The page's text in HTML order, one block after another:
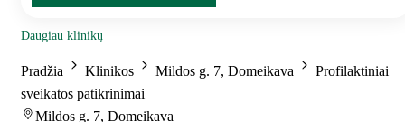
Daugiau klinikų
Pradžia Klinikos Mildos g. 7, Domeikava
Profilaktiniai
sveikatos patikrinimai
Mildos g. 7, Domeikava